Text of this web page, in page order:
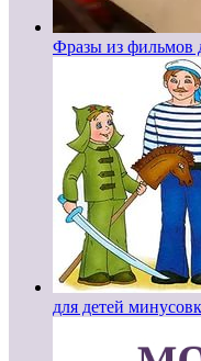
Фразы из фильмов
для детей